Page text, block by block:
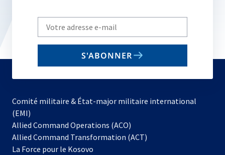
Write
your
email
S'ABONNER
Comité militaire & État-major militaire international
(EMI)
Allied Command Operations (ACO)
dans
Allied Command Transformation (ACT)
La Force pour le Kosovo